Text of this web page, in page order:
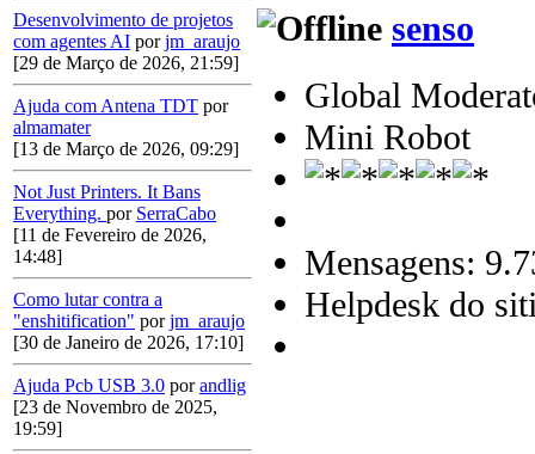
Desenvolvimento de projetos
com agentes AI porjm_araujo
[29 de Março de 2026, 21:59]
Ajuda com Antena TDT por
almamater
[13 de Março de 2026, 09:29]
Not Just Printers. It Bans
Everything. por SerraCabo
[11 de Fevereiro de 2026,
14:48]
Como lutar contra a
"enshitification" porjm_araujo
[30 de Janeiro de 2026, 17:10]
Ajuda Pcb USB 3.0 porandlig
[23 de Novembro de 2025,
19:59]
senso
Global
Mini Robot
Mensagens:
Helpdesk do